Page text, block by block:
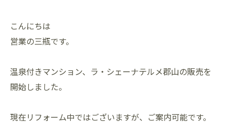
こんにちは
営業の三瓶です。
温泉付きマンション、ラ・シェーナテルメ郡山の販売を
開始しました。
現在リフォーム中ではございますが、ご案内可能です。